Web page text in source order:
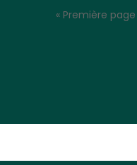
« Première page